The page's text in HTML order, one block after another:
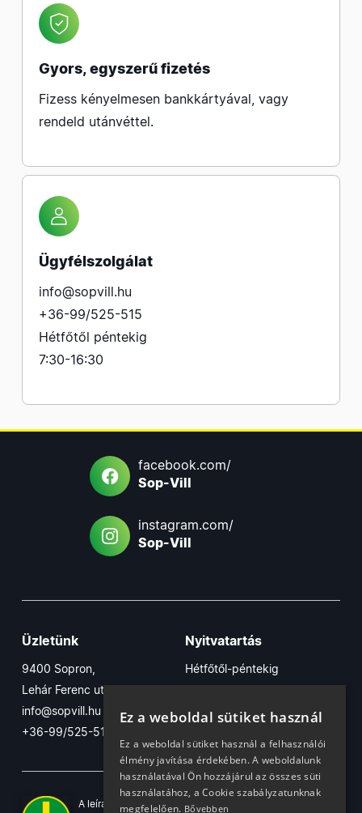
Gyors, egyszerű fizetés
Fizess kényelmesen bankkártyával, vagy
rendeld utánvéttel.
Ügyfélszolgálat
info@sopvill.hu
+36-99/525-515
Hétfőtől péntekig
7:30-16:30
facebook.com/
Sop-Vill
instagram.com/
Sop-Vill
Üzletünk
9400 Sopron,
Lehár Ferenc utca 17/B
info@sopvill.hu
+36-99/525-515
Nyitvatartás
Hétfőtől-péntekig
7:30-16:30
Szombaton
A leírások, fotók, logók, és minden egyéb azon szereplő
Ez a weboldal sütiket használ
Ez a weboldal sütiket használ a felhasználói
élmény javítása érdekében. A weboldalunk
használatával Ön hozzájárul az összes süti
használatához, a Cookie szabályzatunknak
megfelelően. Bővebben